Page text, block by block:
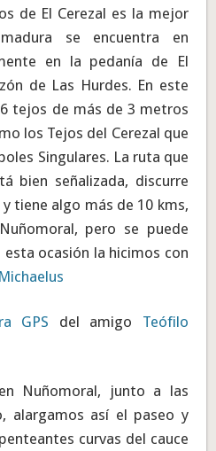
de El Cerezal es la mejor
se encuentra en
en la pedanía de El
de Las Hurdes. En este
tejos de más de 3 metros
los Tejos del Cerezal que
Singulares. La ruta que
bien señalizada, discurre
tiene algo más de 10 kms,
pero se puede
ocasión la hicimos con
GPS del amigo Teófilo
Nuñomoral, junto a las
alargamos así el paseo y
curvas del cauce